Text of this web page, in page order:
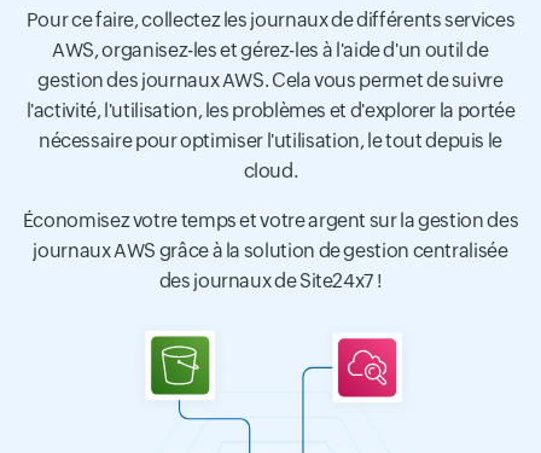
Pour ce faire, collectez les journaux de différents services
AWS, organisez-les et gérez-les à l'aide d'un outil de
gestion des journaux AWS. Cela vous permet de suivre
l'activité, l'utilisation, les problèmes et d'explorer la portée
nécessaire pour optimiser l'utilisation, le tout depuis le
cloud.
Économisez votre temps et votre argent sur la gestion des
journaux AWS grâce à la solution de gestion centralisée
des journaux de Site24x7 !